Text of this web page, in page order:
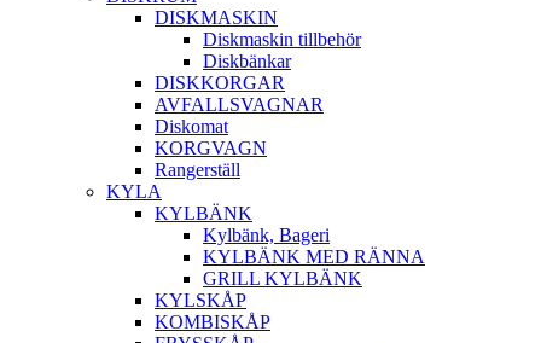
DISKMASKIN
Diskmaskin tillbehör
Diskbänkar
DISKKORGAR
AVFALLSVAGNAR
Diskomat
KORGVAGN
Rangerställ
KYLA
KYLBÄNK
Kylbänk, Bageri
KYLBÄNK MED RÄNNA
GRILL KYLBÄNK
KYLSKÅP
KOMBISKÅP